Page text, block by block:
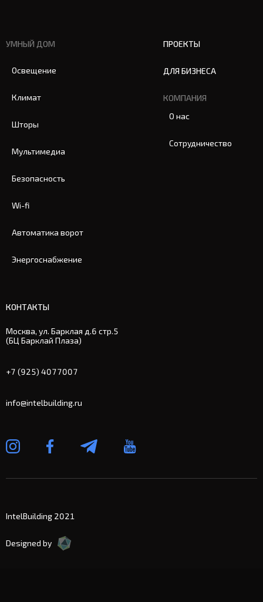
УМНЫЙ ДОМ
Освещение
Климат
Шторы
Мультимедиа
Безопасность
Wi-fi
Автоматика ворот
Энергоснабжение
ПРОЕКТЫ
ДЛЯ БИЗНЕСА
КОМПАНИЯ
О нас
Сотрудничество
КОНТАКТЫ
Москва, ул. Барклая д.6 стр.5
(БЦ Барклай Плаза)
+7 (925) 4077007
info@intelbuilding.ru
IntelBuilding 2021
Designed by